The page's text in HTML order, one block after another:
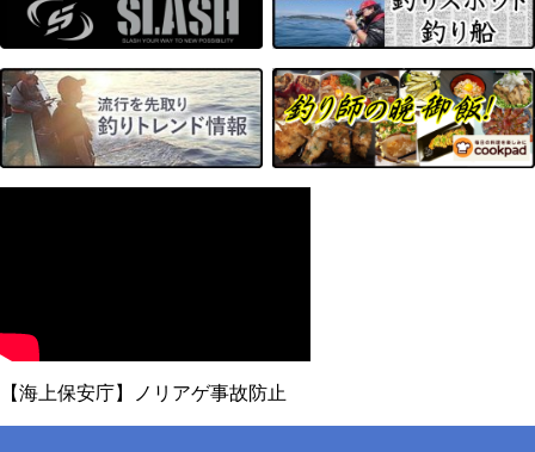
【海上保安庁】ノリアゲ事故防止